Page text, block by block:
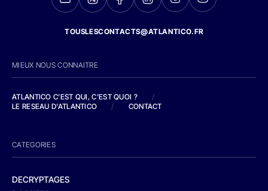
TOUSLESCONTACTS@ATLANTICO.FR
MIEUX NOUS CONNAITRE
ATLANTICO C'EST QUI, C'EST QUOI ?
/
LE RESEAU D'ATLANTICO
/ CONTACT
CATEGORIES
DECRYPTAGES